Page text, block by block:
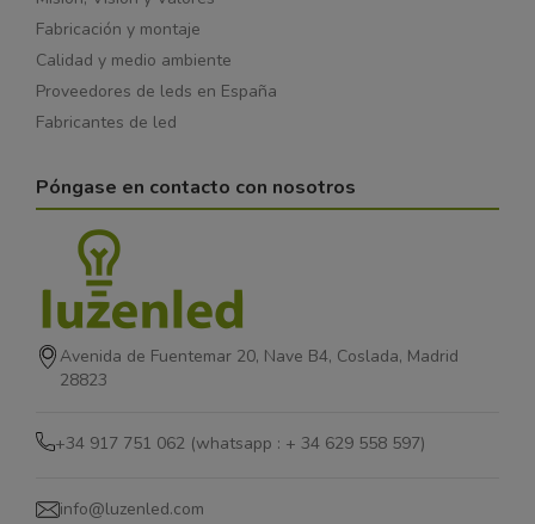
Fabricación y montaje
Calidad y medio ambiente
Proveedores de leds en España
Fabricantes de led
Póngase en contacto con nosotros
Avenida de Fuentemar 20, Nave B4, Coslada, Madrid
28823
+34 917 751 062 (whatsapp : + 34 629 558 597)
info@luzenled.com